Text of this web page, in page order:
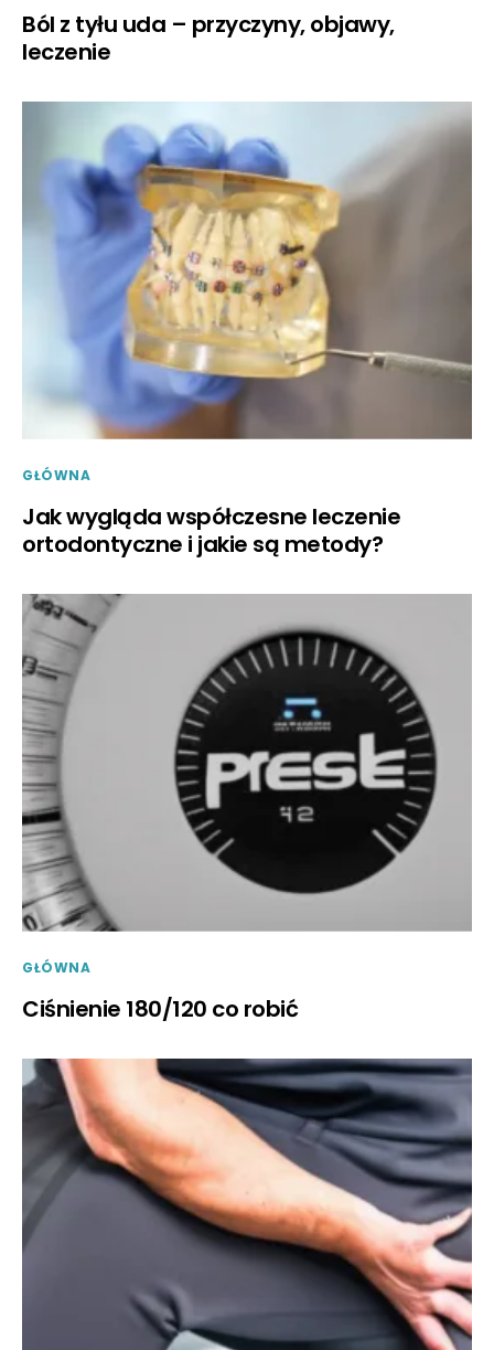
Ból z tyłu uda – przyczyny, objawy,
leczenie
GŁÓWNA
Jak wygląda współczesne leczenie
ortodontyczne i jakie są metody?
GŁÓWNA
Ciśnienie 180/120 co robić